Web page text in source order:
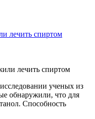
лечить спиртом
ученых из
обнаружили, что для
Способность